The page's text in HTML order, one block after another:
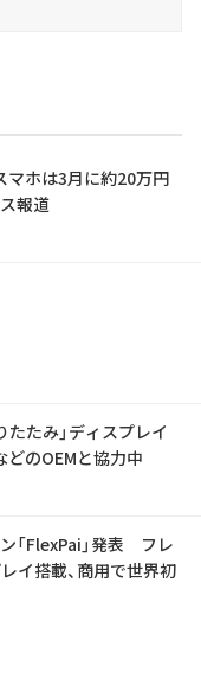
ホは3月に約20万円
報道
たみ」ディスプレイ
のOEMと協力中
「FlexPai」発表 フレ
イ搭載、商用で世界初